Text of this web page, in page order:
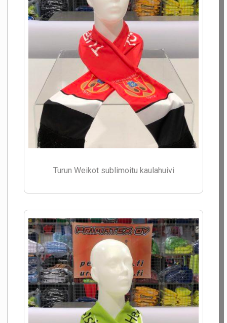
Turun Weikot sublimoitu kaulahuivi